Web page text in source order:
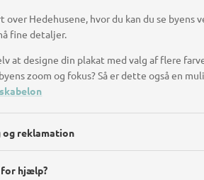
over Hedehusene, hvor du kan du se byens
fine detaljer.
at designe din plakat med valg af flere
zoom og fokus? Så er dette også en
og reklamation
for hjælp?